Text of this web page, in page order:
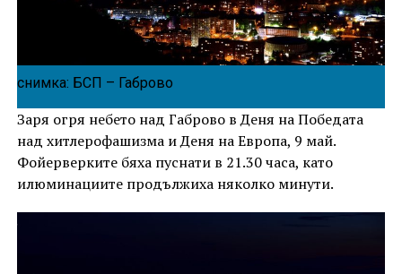
снимка: БСП – Габрово
Заря огря небето над Габрово в Деня на Победата
над хитлерофашизма и Деня на Европа, 9 май.
Фойерверките бяха пуснати в 21.30 часа, като
илюминациите продължиха няколко минути.